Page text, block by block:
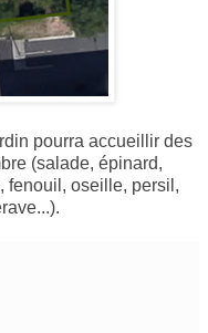
pourra accueillir des
(salade, épinard,
fenouil, oseille, persil,